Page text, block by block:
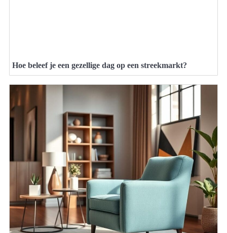
Hoe beleef je een gezellige dag op een streekmarkt?